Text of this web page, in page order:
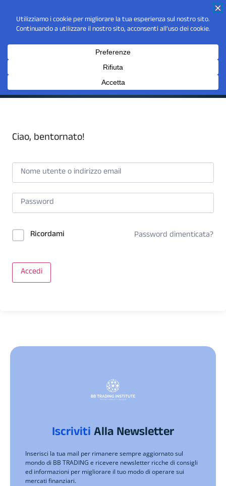
Ciao, bentornato!
Ricordami Password dimenticata?
Accedi
IscrivitiAlla Newsletter
Inserisci la tua mail per rimanere sempre aggiornato sul
mondo di BB TRADING e ricevere newsletter ricche di consigli
ed informazioni per migliorare il tuo modo di operare sui
mercati finanziari.